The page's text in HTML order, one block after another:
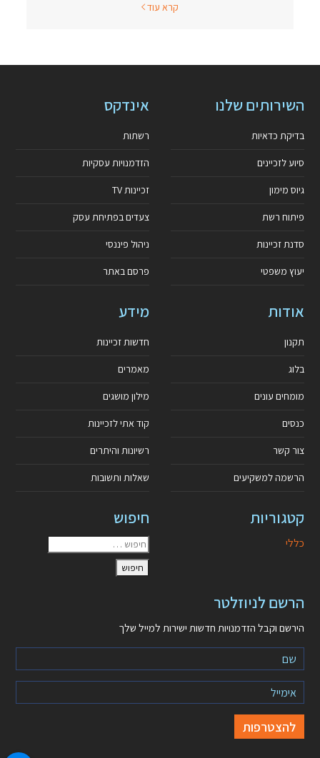
קרא עוד
השירותים שלנו
בדיקת כדאיות
סיוע לזכיינים
גיוס מימון
פיתוח רשת
סדנת זכיינות
יעוץ משפטי
אינדקס
רשתות
הזדמנויות עסקיות
זכיינות TV
צעדים בפתיחת עסק
ניהול פיננסי
פרסם באתר
אודות
תקנון
בלוג
מומחים עונים
כנסים
צור קשר
הרשמה למשקיעים
מידע
חדשות זכיינות
מאמרים
מילון מושגים
קוד אתי לזכיינות
רשיונות והיתרים
שאלות ותשובות
קטגוריות
כללי
חיפוש
הרשם לניוזלטר
הירשם וקבל הזדמנויות חדשות ישירות למייל שלך